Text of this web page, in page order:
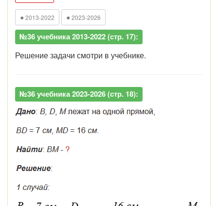
● 2013-2022 ● 2023-2026
№36 учебника 2013-2022 (стр. 17):
Решение задачи смотри в учебнике.
№36 учебника 2023-2026 (стр. 18):